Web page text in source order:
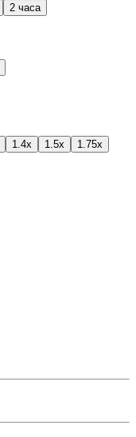
2 часа
1.4x 1.5x
1.75x